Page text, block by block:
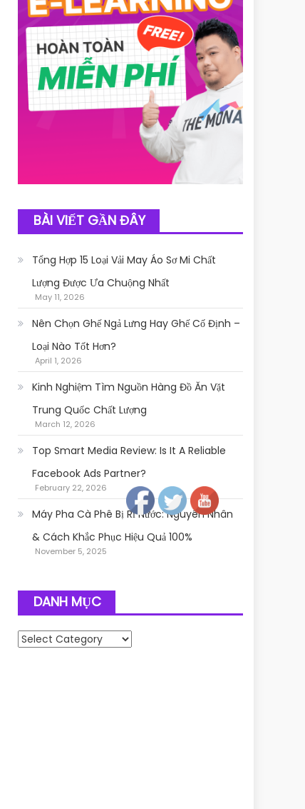
BÀI VIẾT GẦN ĐÂY
Tổng Hợp 15 Loại Vải May Áo Sơ Mi Chất
Lượng Được Ưa Chuộng Nhất
May 11, 2026
Nên Chọn Ghế Ngả Lưng Hay Ghế Cố Định –
Loại Nào Tốt Hơn?
April 1, 2026
Kinh Nghiệm Tìm Nguồn Hàng Đồ Ăn Vặt
Trung Quốc Chất Lượng
March 12, 2026
Top Smart Media Review: Is It A Reliable
Facebook Ads Partner?
February 22, 2026
Máy Pha Cà Phê Bị Rỉ Nước: Nguyên Nhân
& Cách Khắc Phục Hiệu Quả 100%
November 5, 2025
DANH MỤC
Danh mục